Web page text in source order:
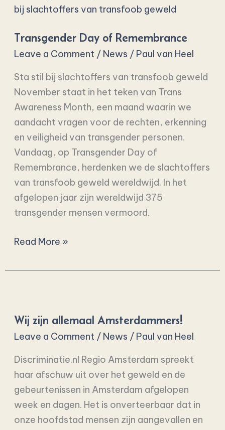
Transgender Day of Remembrance
Leave a Comment / News / Paul van Heel
Sta stil bij slachtoffers van transfoob geweld
November staat in het teken van Trans
Awareness Month, een maand waarin we
aandacht vragen voor de rechten, erkenning
en veiligheid van transgender personen.
Vandaag, op Transgender Day of
Remembrance, herdenken we de slachtoffers
van transfoob geweld wereldwijd. In het
afgelopen jaar zijn wereldwijd 375
transgender mensen vermoord.
Day
Remembrance
Read More »
Wij zijn allemaal Amsterdammers!
Leave a Comment / News / Paul van Heel
Discriminatie.nl Regio Amsterdam spreekt
haar afschuw uit over het geweld en de
gebeurtenissen in Amsterdam afgelopen
week en dagen. Het is onverteerbaar dat in
onze hoofdstad mensen zijn aangevallen en
allemaal
Amsterdammers!